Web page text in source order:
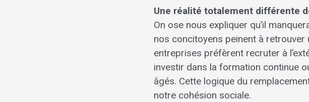
Une réalité totalement différente
On ose nous expliquer qu’il
nos concitoyens peinent à
entreprises préfèrent recruter à
investir dans la formation continue
âgés. Cette logique du
notre cohésion sociale.